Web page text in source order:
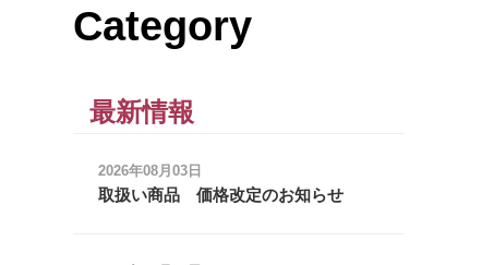
Category
最新情報
2026年08月03日
取扱い商品 価格改定のお知らせ